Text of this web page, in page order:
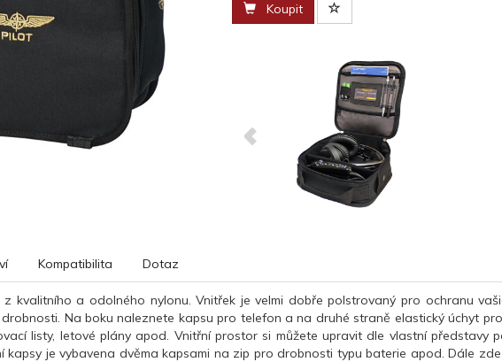
Koupit
Kompatibilita Dotaz
kvalitního a odolného nylonu. Vnitřek je velmi dobře polstrovaný pro ochranu
Na boku naleznete kapsu pro telefon a na druhé straně elastický úchyt
listy, letové plány apod. Vnitřní prostor si můžete upravit dle vlastní představy
kapsy je vybavena dvěma kapsami na zip pro drobnosti typu baterie apod. Dále